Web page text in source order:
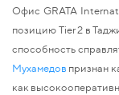
Офис GRATA
позицию Tier 2 в
способность
Мухамедов признан
как